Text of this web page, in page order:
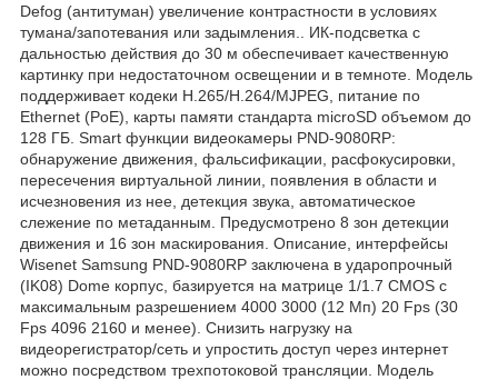
Defog (антитуман) увеличение контрастности в условиях
тумана/запотевания или задымления.. ИК-подсветка с
дальностью действия до 30 м обеспечивает качественную
картинку при недостаточном освещении и в темноте. Модель
поддерживает кодеки H.265/H.264/MJPEG, питание по
Ethernet (PoE), карты памяти стандарта microSD объемом до
128 ГБ. Smart функции видеокамеры PND-9080RP:
обнаружение движения, фальсификации, расфокусировки,
пересечения виртуальной линии, появления в области и
исчезновения из нее, детекция звука, автоматическое
слежение по метаданным. Предусмотрено 8 зон детекции
движения и 16 зон маскирования. Описание, интерфейсы
Wisenet Samsung PND-9080RP заключена в ударопрочный
(IK08) Dome корпус, базируется на матрице 1/1.7 CMOS с
максимальным разрешением 4000 3000 (12 Мп) 20 Fps (30
Fps 4096 2160 и менее). Снизить нагрузку на
видеорегистратор/сеть и упростить доступ через интернет
можно посредством трехпотоковой трансляции. Модель